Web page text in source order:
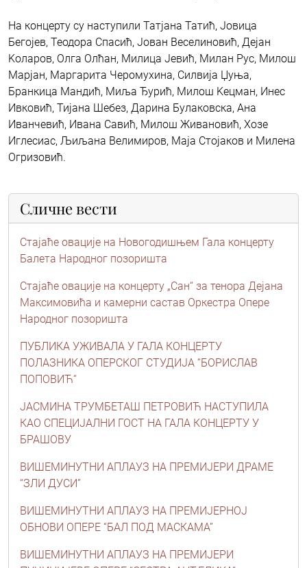
На концерту су наступили Татјана Татић, Јовица
Бегојев, Теодора Спасић, Јован Веселиновић, Дејан
Kоларов, Олга Олћан, Милица Јевић, Милан Рус, Милош
Марјан, Маргарита Черомухина, Силвија Џуња,
Бранкица Мандић, Миља Ђурић, Милош Kецман, Инес
Ивковић, Тијана Шебез, Дарина Булаковска, Ана
Иванчевић, Ивана Савић, Милош Живановић, Хозе
Иглесиас, Љиљана Велимиров, Маја Стојаков и Милена
Огризовић.
Сличне вести
Стајаће овације на Новогодишњем Гала концерту
Балета Народног позоришта
Стајаће овације на концерту „Сан“ за тенора Дејана
Максимовића и камерни састав Oркестра Опере
Народног позоришта
ПУБЛИКА УЖИВАЛА У ГАЛА КОНЦЕРТУ
ПОЛАЗНИКА ОПЕРСКОГ СТУДИЈА “БОРИСЛАВ
ПОПОВИЋ“
ЈАСМИНА ТРУМБЕТАШ ПЕТРОВИЋ НАСТУПИЛА
КАО СПЕЦИЈАЛНИ ГОСТ НА ГАЛА КОНЦЕРТУ У
БРАШОВУ
ВИШЕМИНУТНИ АПЛАУЗ НА ПРЕМИЈЕРИ ДРАМЕ
“ЗЛИ ДУСИ”
ВИШЕМИНУТНИ АПЛАУЗ НА ПРЕМИЈЕРНОЈ
ОБНОВИ ОПЕРЕ “БАЛ ПОД МАСКАМА”
ВИШЕМИНУТНИ АПЛАУЗ НА ПРЕМИЈЕРИ